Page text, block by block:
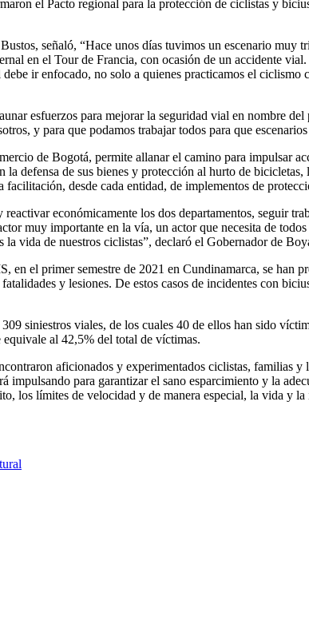
el Pacto regional para la protección de ciclistas y
señaló, “Hace unos días tuvimos un escenario
en el Tour de Francia, con ocasión de un accidente
ir enfocado, no solo a quienes practicamos el
esfuerzos para mejorar la seguridad vial en nombre
y para que podamos trabajar todos para que
de Bogotá, permite allanar el camino para impulsar
defensa de sus bienes y protección al hurto de
desde cada entidad, de implementos de
económicamente los dos departamentos, seguir
muy importante en la vía, un actor que necesita de
vida de nuestros ciclistas”, declaró el Gobernador de
el primer semestre de 2021 en Cundinamarca, se han
y lesiones. De estos casos de incidentes con
siniestros viales, de los cuales 40 de ellos han sido
al 42,5% del total de víctimas.
aficionados y experimentados ciclistas, familias
para garantizar el sano esparcimiento y la
los límites de velocidad y de manera especial, la vida y